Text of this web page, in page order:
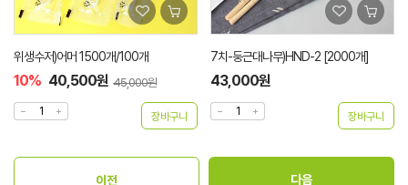
위생수저)어머 1500개/100개
10% 40,500원 45,000원
7치-둥근대나무)HND-2 [2000개]
43,000원